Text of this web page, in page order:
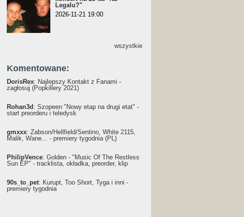
Legalu?"
2026-11-21 19:00
wszystkie
Komentowane:
DorisRex: Najlepszy Kontakt z Fanami -
zagłosuj (Popkillery 2021)
Rohan3d : Szopeen "Nowy etap na drugi etat" -
start preorderu i teledysk
gmxxx: Żabson/Hellfield/Sentino, White 2115,
Malik, Wane... - premiery tygodnia (PL)
PhilipVence: Golden - "Music Of The Restless
Sun EP" - tracklista, okładka, preorder, klip
90s_to_pet: Kurupt, Too Short, Tyga i inni -
premiery tygodnia